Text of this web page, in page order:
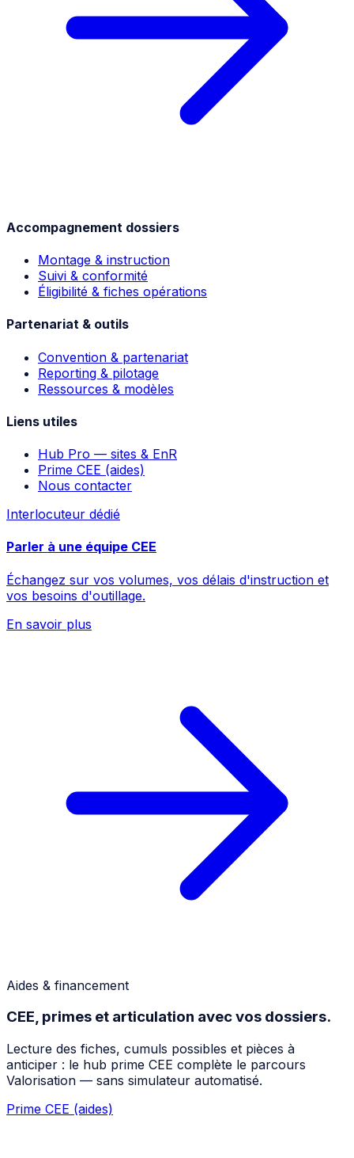
Accompagnement dossiers
Montage & instruction
Suivi & conformité
Éligibilité & fiches opérations
Partenariat & outils
Convention & partenariat
Reporting & pilotage
Ressources & modèles
Liens utiles
Hub Pro — sites & EnR
Prime CEE (aides)
Nous contacter
Interlocuteur dédié
Parler à une équipe CEE
Échangez sur vos volumes, vos délais d'instruction et
vos besoins d'outillage.
En savoir plus
Aides & financement
CEE, primes et articulation avec vos dossiers.
Lecture des fiches, cumuls possibles et pièces à
anticiper : le hub prime CEE complète le parcours
Valorisation — sans simulateur automatisé.
Prime CEE (aides)